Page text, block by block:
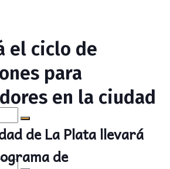
el ciclo de
para
en la ciudad
de La Plata llevará
de